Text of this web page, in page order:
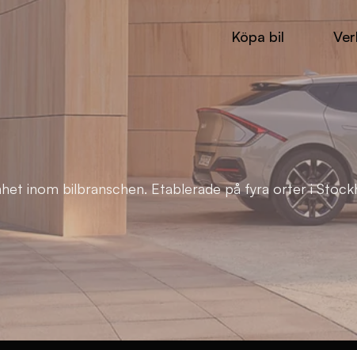
Köpa bil
inom bilbranschen. Etablerade på fyra orter i